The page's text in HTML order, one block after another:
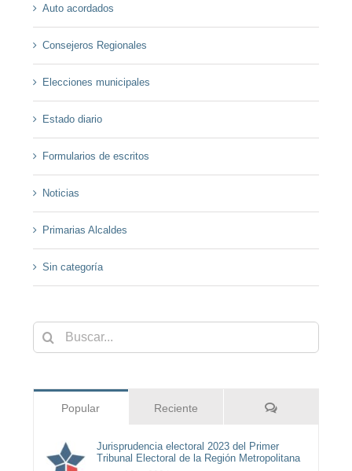
Auto acordados
Consejeros Regionales
Elecciones municipales
Estado diario
Formularios de escritos
Noticias
Primarias Alcaldes
Sin categoría
Buscar:
Popular Reciente Comentarios
Jurisprudencia electoral 2023 del Primer
Tribunal Electoral de la Región Metropolitana